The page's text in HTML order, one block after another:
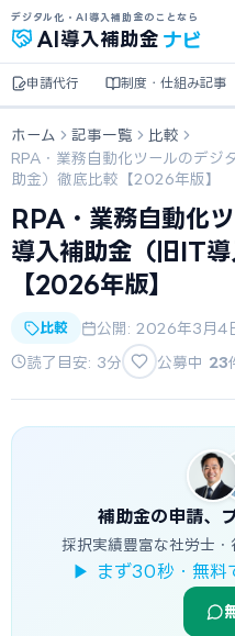
デジタル化・AI導入補助金のことなら
AI 導入補助金 ナビ
申請代行 制度・仕組み記事
ホーム 記事一覧
比較
RPA・業務自動化ツールのデジ
助金）徹底比較【2026年版】
RPA・業務自動化
導入補助金（旧IT
【2026年版】
比較 公開: 2026年3月4
読了目安: 3分 公募中 23
補助金の申請、
採択実績豊富な社労士
▶ まず30秒・無料